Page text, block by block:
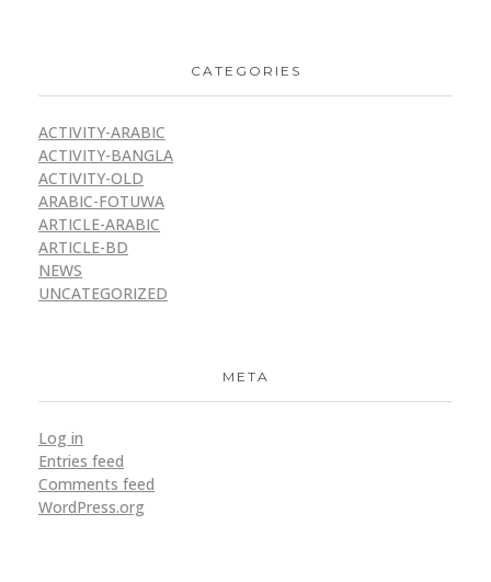
CATEGORIES
ACTIVITY-ARABIC
ACTIVITY-BANGLA
ACTIVITY-OLD
ARABIC-FOTUWA
ARTICLE-ARABIC
ARTICLE-BD
NEWS
UNCATEGORIZED
META
Log in
Entries feed
Comments feed
WordPress.org